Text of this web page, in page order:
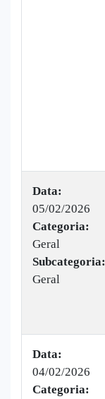
Data:
05/02/2026
Categoria:
Geral
Subcategoria:
Geral
Data:
04/02/2026
Categoria: